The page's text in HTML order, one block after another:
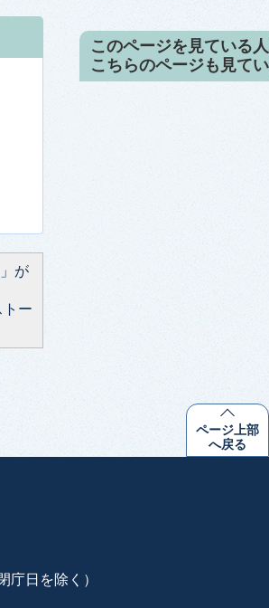
が
ー
このページを見ている
こちらのページも見て
ページ上部
へ戻る
庁日を除く）